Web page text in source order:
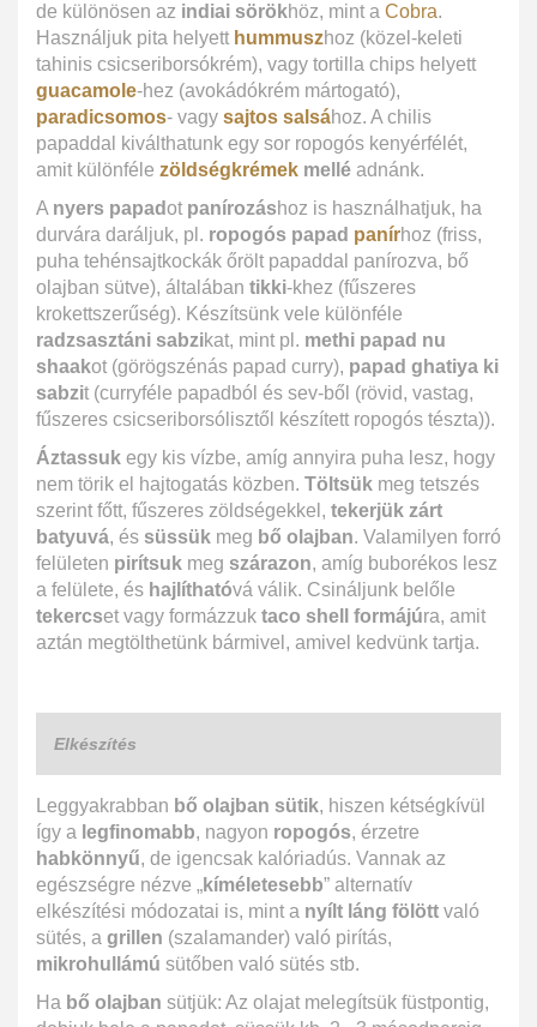
de különösen az indiai sörökhöz, mint a Cobra.
Használjuk pita helyett hummuszhoz (közel-keleti
tahinis csicseriborsókrém), vagy tortilla chips helyett
guacamole-hez (avokádókrém mártogató),
paradicsomos- vagy sajtos salsához. A chilis
papaddal kiválthatunk egy sor ropogós kenyérfélét,
amit különféle zöldségkrémek mellé adnánk.
A nyers papadot panírozáshoz is használhatjuk, ha
durvára daráljuk, pl. ropogós papad panírhoz (friss,
puha tehénsajtkockák őrölt papaddal panírozva, bő
olajban sütve), általában tikki-khez (fűszeres
krokettszerűség). Készítsünk vele különféle
radzsasztáni sabzikat, mint pl. methi papad nu
shaakot (görögszénás papad curry), papad ghatiya ki
sabzit (curryféle papadból és sev-ből (rövid, vastag,
fűszeres csicseriborsólisztől készített ropogós tészta)).
Áztassuk egy kis vízbe, amíg annyira puha lesz, hogy
nem törik el hajtogatás közben. Töltsük meg tetszés
szerint főtt, fűszeres zöldségekkel, tekerjük zárt
batyuvá, és süssük meg bő olajban. Valamilyen forró
felületen pirítsuk meg szárazon, amíg buborékos lesz
a felülete, és hajlíthatóvá válik. Csináljunk belőle
tekercset vagy formázzuk taco shell formájúra, amit
aztán megtölthetünk bármivel, amivel kedvünk tartja.
Elkészítés
Leggyakrabban bő olajban sütik, hiszen kétségkívül
így a legfinomabb, nagyon ropogós, érzetre
habkönnyű, de igencsak kalóriadús. Vannak az
egészségre nézve „kíméletesebb” alternatív
elkészítési módozatai is, mint a nyílt láng fölött való
sütés, a grillen (szalamander) való pirítás,
mikrohullámú sütőben való sütés stb.
Ha bő olajban sütjük: Az olajat melegítsük füstpontig,